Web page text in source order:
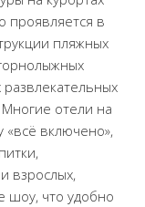
проявляется в
пляжных
отели на
«всё включено»,
взрослых,
шоу, что удобно